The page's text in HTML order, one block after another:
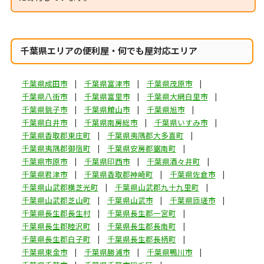
千葉県エリアの便利屋・何でも屋対応エリア
千葉県成田市 千葉県富津市
千葉県茂原市
千葉県八街市
千葉県富里市
千葉県大網白里市
千葉県銚子市
千葉県館山市
千葉県旭市
千葉県白井市
千葉県南房総市
千葉県いすみ市
千葉県香取郡東庄町
千葉県夷隅郡大多喜町
千葉県夷隅郡御宿町
千葉県安房郡鋸南町
千葉県市原市
千葉県印西市
千葉県酒々井町
千葉県君津市
千葉県香取郡神崎町
千葉県佐倉市
千葉県山武郡横芝光町
千葉県山武郡九十九里町
千葉県山武郡芝山町
千葉県山武市
千葉県匝瑳市
千葉県長生郡長生村
千葉県長生郡一宮町
千葉県長生郡睦沢町
千葉県長生郡長南町
千葉県長生郡白子町
千葉県長生郡長柄町
千葉県東金市
千葉県勝浦市
千葉県鴨川市